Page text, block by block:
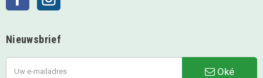
Nieuwsbrief
Oké